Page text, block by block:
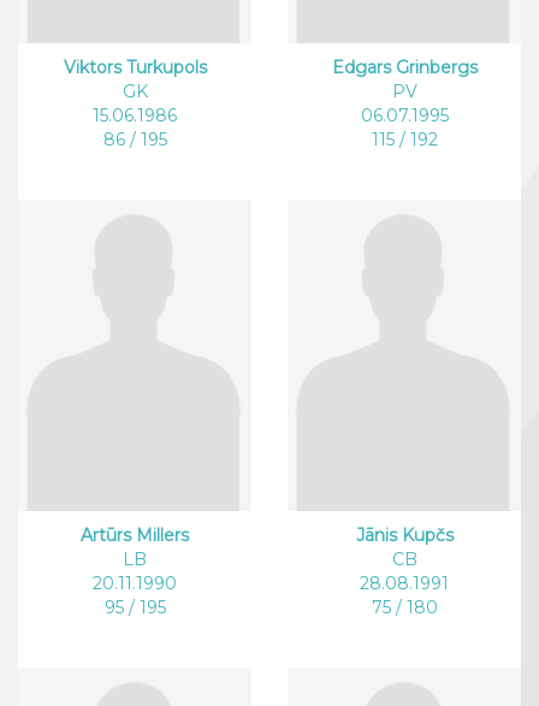
Viktors Turkupols
GK
15.06.1986
86 / 195
Edgars Grinbergs
PV
06.07.1995
115 / 192
Artūrs Millers
LB
20.11.1990
95 / 195
Jānis Kupčs
CB
28.08.1991
75 / 180